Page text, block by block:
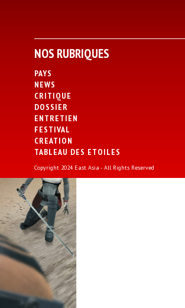
NOS RUBRIQUES
PAYS
NEWS
CRITIQUE
DOSSIER
ENTRETIEN
FESTIVAL
CREATION
TABLEAU DES ETOILES
Copyright 2024 East Asia - All Rights Reserved